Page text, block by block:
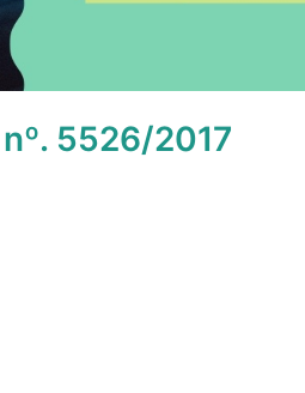
nº. 5526/2017